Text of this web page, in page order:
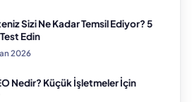
Sizi Ne Kadar Temsil Ediyor? 5
Edin
2026
Nedir? Küçük İşletmeler İçin